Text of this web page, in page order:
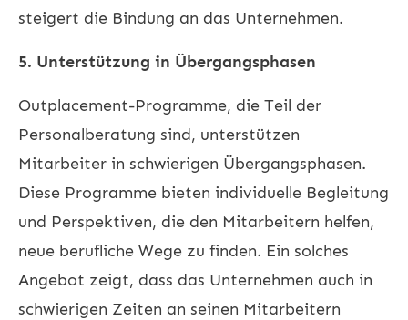
steigert die Bindung an das Unternehmen.
5. Unterstützung in Übergangsphasen
Outplacement-Programme, die Teil der
Personalberatung sind, unterstützen
Mitarbeiter in schwierigen Übergangsphasen.
Diese Programme bieten individuelle Begleitung
und Perspektiven, die den Mitarbeitern helfen,
neue berufliche Wege zu finden. Ein solches
Angebot zeigt, dass das Unternehmen auch in
schwierigen Zeiten an seinen Mitarbeitern